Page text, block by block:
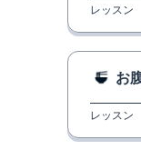
レッスン
お
レッスン